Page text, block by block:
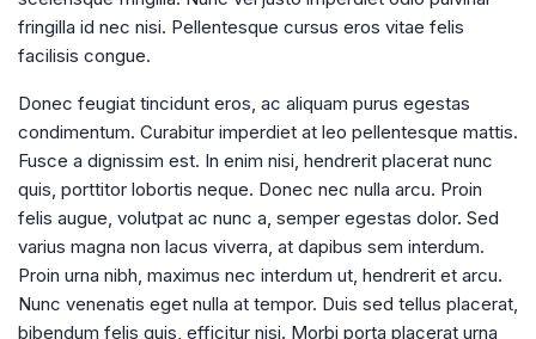
fringilla id nec nisi. Pellentesque cursus eros vitae felis
facilisis congue.
Donec feugiat tincidunt eros, ac aliquam purus egestas
condimentum. Curabitur imperdiet at leo pellentesque mattis.
Fusce a dignissim est. In enim nisi, hendrerit placerat nunc
quis, porttitor lobortis neque. Donec nec nulla arcu. Proin
felis augue, volutpat ac nunc a, semper egestas dolor. Sed
varius magna non lacus viverra, at dapibus sem interdum.
Proin urna nibh, maximus nec interdum ut, hendrerit et arcu.
Nunc venenatis eget nulla at tempor. Duis sed tellus placerat,
bibendum felis quis, efficitur nisi. Morbi porta placerat urna